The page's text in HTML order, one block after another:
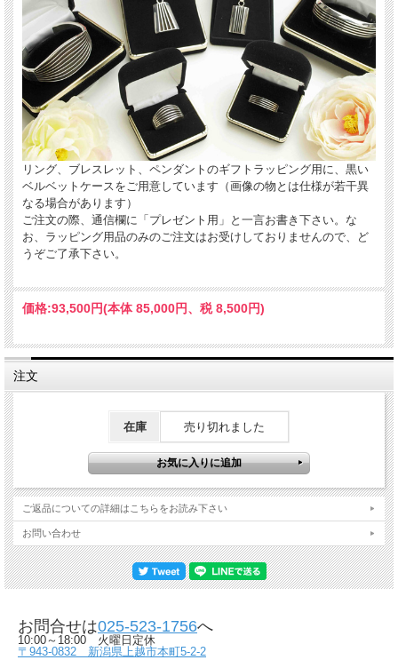
リング、ブレスレット、ペンダントのギフトラッピング用に、黒い
ベルベットケースをご用意しています（画像の物とは仕様が若干異
なる場合があります）
ご注文の際、通信欄に「プレゼント用」と一言お書き下さい。な
お、ラッピング用品のみのご注文はお受けしておりませんので、ど
うぞご了承下さい。
価格:93,500円(本体 85,000円、税 8,500円)
注文
在庫 売り切れました
ご返品についての詳細はこちらをお読み下さい
お問い合わせ
お問合せは025-523-1756へ
10:00～18:00 火曜日定休
〒943-0832 新潟県上越市本町5-2-2